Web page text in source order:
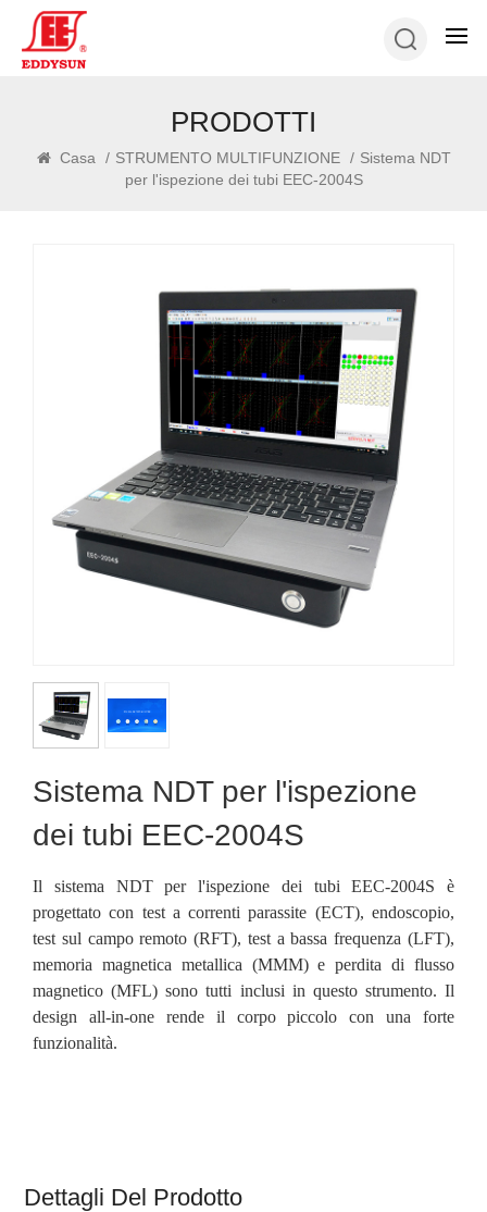
PRODOTTI
Casa / STRUMENTO MULTIFUNZIONE / Sistema NDT
per l'ispezione dei tubi EEC-2004S
Sistema NDT per l'ispezione
dei tubi EEC-2004S
Il sistema NDT per l'ispezione dei tubi EEC-2004S è
progettato con test a correnti parassite (ECT), endoscopio,
test sul campo remoto (RFT), test a bassa frequenza (LFT),
memoria magnetica metallica (MMM) e perdita di flusso
magnetico (MFL) sono tutti inclusi in questo strumento. Il
design all-in-one rende il corpo piccolo con una forte
funzionalità.
Dettagli Del Prodotto